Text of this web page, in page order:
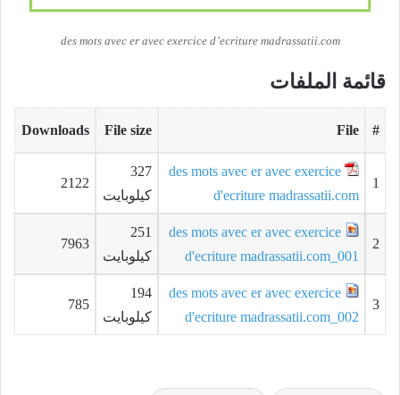
des mots avec er avec exercice d’ecriture madrassatii.com
قائمة الملفات
#
File
File size
Downloads
1
des mots avec er avec exercice
d'ecriture madrassatii.com
327
كيلوبايت
2122
2
des mots avec er avec exercice
d'ecriture madrassatii.com_001
251
كيلوبايت
7963
3
des mots avec er avec exercice
d'ecriture madrassatii.com_002
194
كيلوبايت
785